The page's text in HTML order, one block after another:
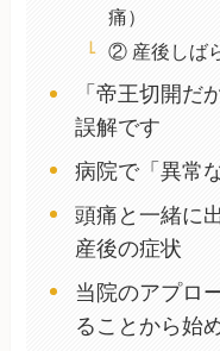
痛）
② 産後しば
「帝王切開だ
誤解です
病院で「異常
頭痛と一緒に
産後の症状
当院のアプロ
ることから始